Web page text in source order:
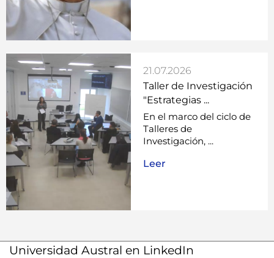
21.07.2026
Taller de Investigación
"Estrategias ...
En el marco del ciclo de
Talleres de
Investigación, ...
Leer
Universidad Austral en LinkedIn